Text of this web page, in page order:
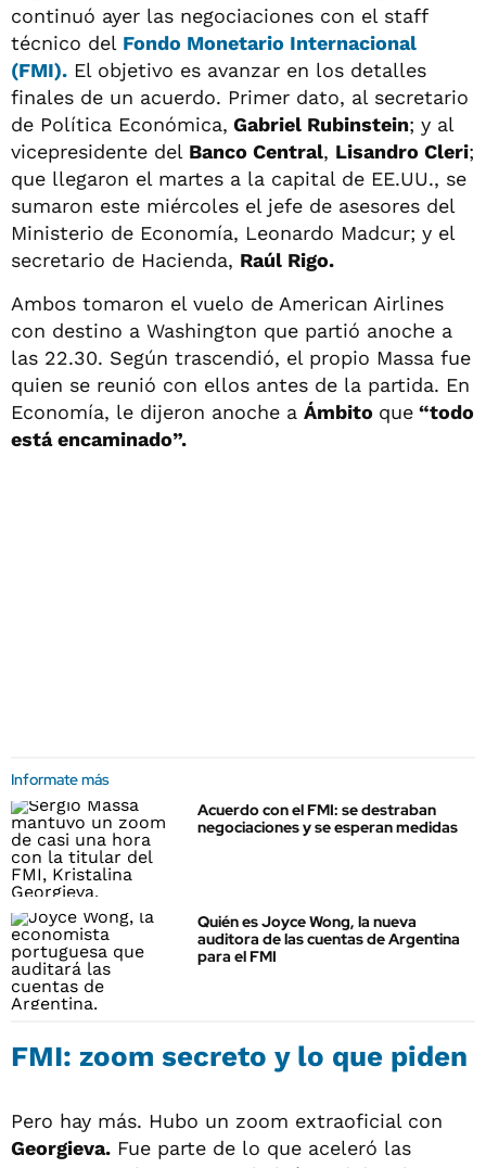
continuó ayer las negociaciones con el staff
técnico del Fondo Monetario Internacional
(FMI). El objetivo es avanzar en los detalles
finales de un acuerdo. Primer dato, al secretario
de Política Económica, Gabriel Rubinstein; y al
vicepresidente del Banco Central, Lisandro Cleri;
que llegaron el martes a la capital de EE.UU., se
sumaron este miércoles el jefe de asesores del
Ministerio de Economía, Leonardo Madcur; y el
secretario de Hacienda, Raúl Rigo.
Ambos tomaron el vuelo de American Airlines
con destino a Washington que partió anoche a
las 22.30. Según trascendió, el propio Massa fue
quien se reunió con ellos antes de la partida. En
Economía, le dijeron anoche a Ámbito que “todo
está encaminado”.
Informate más
Acuerdo con el FMI: se destraban
negociaciones y se esperan medidas
Quién es Joyce Wong, la nueva
auditora de las cuentas de Argentina
para el FMI
FMI: zoom secreto y lo que piden
Pero hay más. Hubo un zoom extraoficial con
Georgieva. Fue parte de lo que aceleró las